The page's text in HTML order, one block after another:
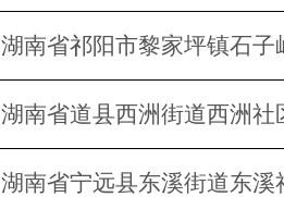
湖南省祁阳市黎家坪镇石子
湖南省道县西洲街道西洲社
湖南省宁远县东溪街道东溪